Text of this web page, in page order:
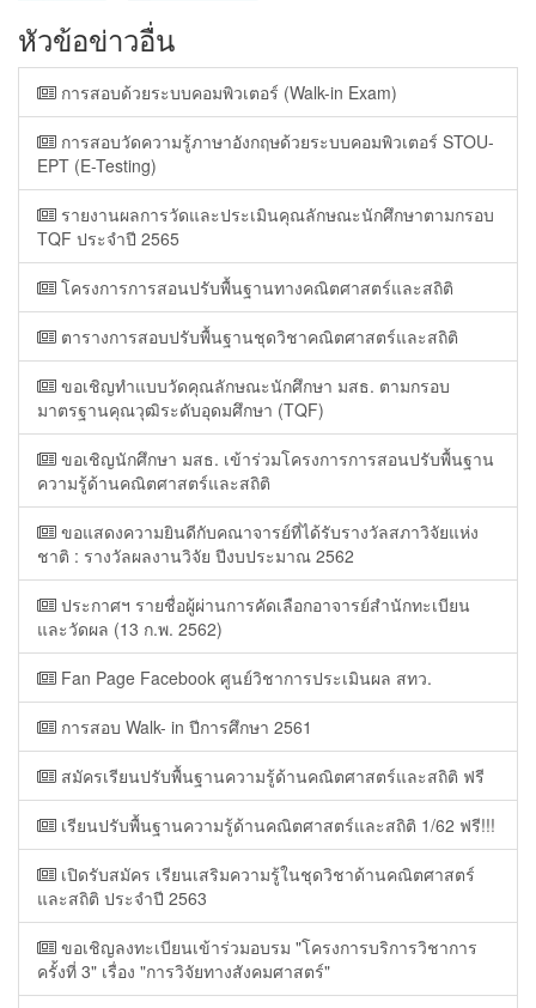
หัวข้อข่าวอื่น
การสอบด้วยระบบคอมพิวเตอร์ (Walk-in Exam)
การสอบวัดความรู้ภาษาอังกฤษด้วยระบบคอมพิวเตอร์ STOU-
EPT (E-Testing)
รายงานผลการวัดและประเมินคุณลักษณะนักศึกษาตามกรอบ
TQF ประจำปี 2565
โครงการการสอนปรับพื้นฐานทางคณิตศาสตร์และสถิติ
ตารางการสอบปรับพื้นฐานชุดวิชาคณิตศาสตร์และสถิติ
ขอเชิญทำแบบวัดคุณลักษณะนักศึกษา มสธ. ตามกรอบ
มาตรฐานคุณวุฒิระดับอุดมศึกษา (TQF)
ขอเชิญนักศึกษา มสธ. เข้าร่วมโครงการการสอนปรับพื้นฐาน
ความรู้ด้านคณิตศาสตร์และสถิติ
ขอแสดงความยินดีกับคณาจารย์ที่ได้รับรางวัลสภาวิจัยแห่ง
ชาติ : รางวัลผลงานวิจัย ปีงบประมาณ 2562
ประกาศฯ รายชื่อผู้ผ่านการคัดเลือกอาจารย์สำนักทะเบียน
และวัดผล (13 ก.พ. 2562)
Fan Page Facebook ศูนย์วิชาการประเมินผล สทว.
การสอบ Walk- in ปีการศึกษา 2561
สมัครเรียนปรับพื้นฐานความรู้ด้านคณิตศาสตร์และสถิติ ฟรี
เรียนปรับพื้นฐานความรู้ด้านคณิตศาสตร์และสถิติ 1/62 ฟรี!!!
เปิดรับสมัคร เรียนเสริมความรู้ในชุดวิชาด้านคณิตศาสตร์
และสถิติ ประจำปี 2563
ขอเชิญลงทะเบียนเข้าร่วมอบรม "โครงการบริการวิชาการ
ครั้งที่ 3" เรื่อง "การวิจัยทางสังคมศาสตร์"